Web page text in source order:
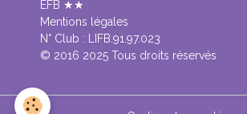
EFB ★★
Mentions légales
N° Club : LIFB.91.97.023
© 2016 2025 Tous droits réservés